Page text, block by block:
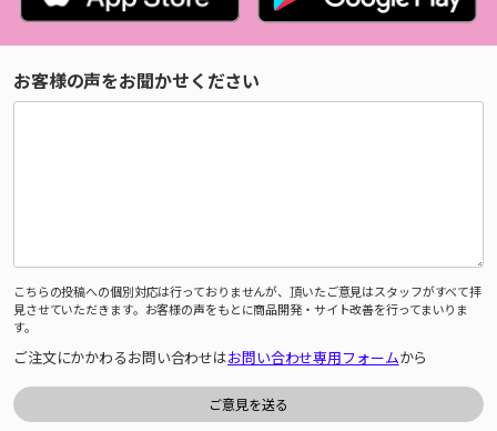
お客様の声をお聞かせください
こちらの投稿への個別対応は行っておりませんが、頂いたご意見はスタッフがすべて拝
見させていただきます。お客様の声をもとに商品開発・サイト改善を行ってまいりま
す。
ご注文にかかわるお問い合わせはお問い合わせ専用フォームから